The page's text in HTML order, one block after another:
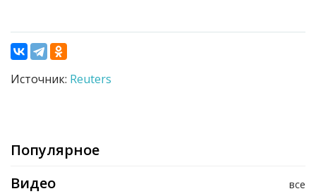
Источник: Reuters
Популярное
все
Видео